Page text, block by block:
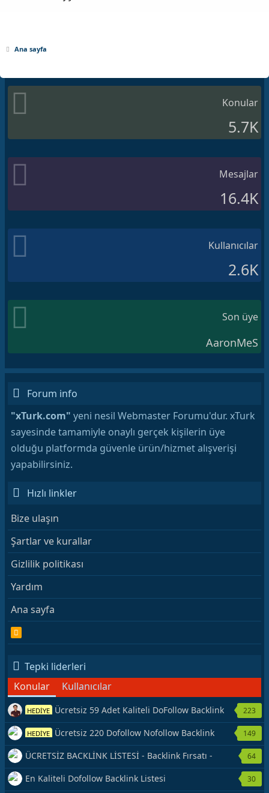
Ana sayfa
Konular
5.7K
Mesajlar
16.4K
Kullanıcılar
2.6K
Son üye
AaronMeS
Forum info
"xTurk.com" yeni nesil Webmaster Forumu'dur. xTurk
sayesinde tamamiyle onaylı gerçek kişilerin üye
olduğu platformda güvenle ürün/hizmet alışverişi
yapabilirsiniz.
Hızlı linkler
Bize ulaşın
Şartlar ve kurallar
Gizlilik politikası
Yardım
Ana sayfa
S
Tepki liderleri
Konular
Kullanıcılar
HEDİYE Ücretsiz 59 Adet Kaliteli DoFollow Backlink
Kaynağı Veriyorum.
223
HEDİYE Ücretsiz 220 Dofollow Nofollow Backlink
Veriyorum
149
ÜCRETSİZ BACKLİNK LİSTESİ - Backlink Fırsatı -
Hemen Yetiş!
64
En Kaliteli Dofollow Backlink Listesi 30